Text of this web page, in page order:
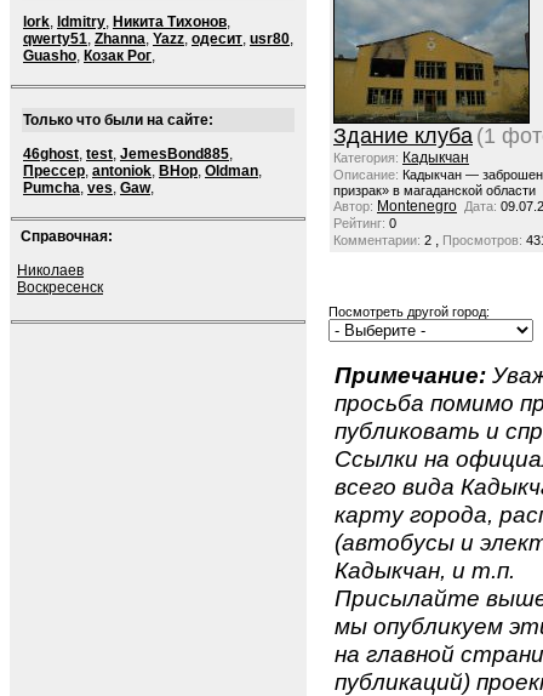
lork, ldmitry, Никита Тихонов,
qwerty51, Zhanna, Yazz, одесит, usr80,
Guasho, Козак Рог,
Только что были на сайте:
46ghost, test, JemesBond885,
Прессер, antoniok, BHop, Oldman,
Pumcha, ves, Gaw,
Справочная:
Николаев
Воскресенск
Здание клуба (1
Категория: Кадыкчан
Описание: Кадыкчан —
призрак» в магаданской области
Автор: Montenegro Дата:
Рейтинг: 0
Комментарии: 2 , Просмотров:
Посмотреть другой город:
Примечание:
просьба помимо
публиковать и
Ссылки на
всего вида
карту города,
(автобусы и
Кадыкчан, и т.п.
Присылайте
мы опубликуем
на главной
публикаций)